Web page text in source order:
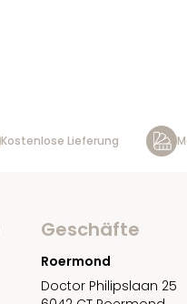
Kostenlose Lieferung
Geschäfte
Roermond
Doctor Philipslaan 25